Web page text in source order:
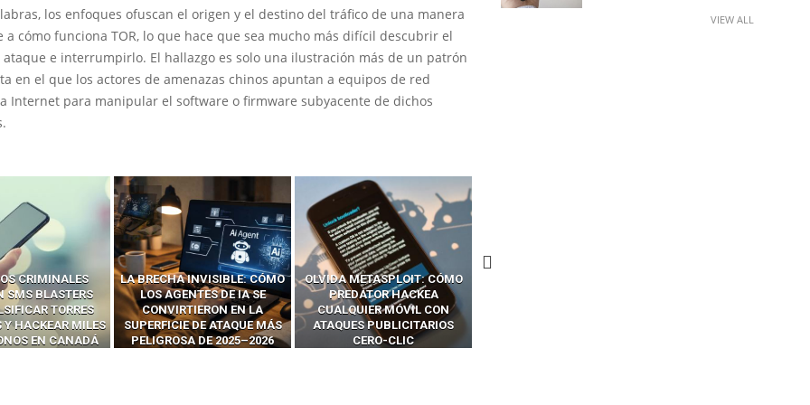
los enfoques ofuscan el origen y el destino del tráfico de una manera
a cómo funciona TOR, lo que hace que sea mucho más difícil descubrir el
ataque e interrumpirlo. El hallazgo es solo una ilustración más de un patrón
en el que los actores de amenazas chinos apuntan a equipos de red
Internet para manipular el software o firmware subyacente de dichos
INVISIBLE: CÓMO
DE IA SE
EN LA
DE ATAQUE MÁS
DE 2025–2026
OLVIDA METASPLOIT: CÓMO
PREDATOR HACKEA
CUALQUIER MÓVIL CON
ATAQUES PUBLICITARIOS
CERO-CLIC
CÓMO LOS HACKERS
INTERCEPTAN OTPS Y
LLAMADAS MÓVILES SIN
‘HACKEAR’ — EL INCREÍBLE
PODER DE LOS SIM BOXES”
VIEW ALL